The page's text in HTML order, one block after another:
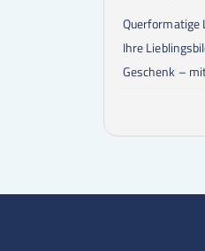
Querformatige
Ihre
Geschenk –